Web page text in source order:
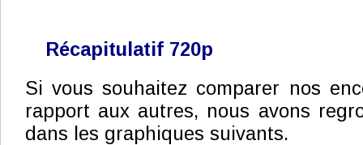
Récapitulatif 720p
Si vous souhaitez comparer nos
rapport aux autres, nous avons
dans les graphiques suivants.